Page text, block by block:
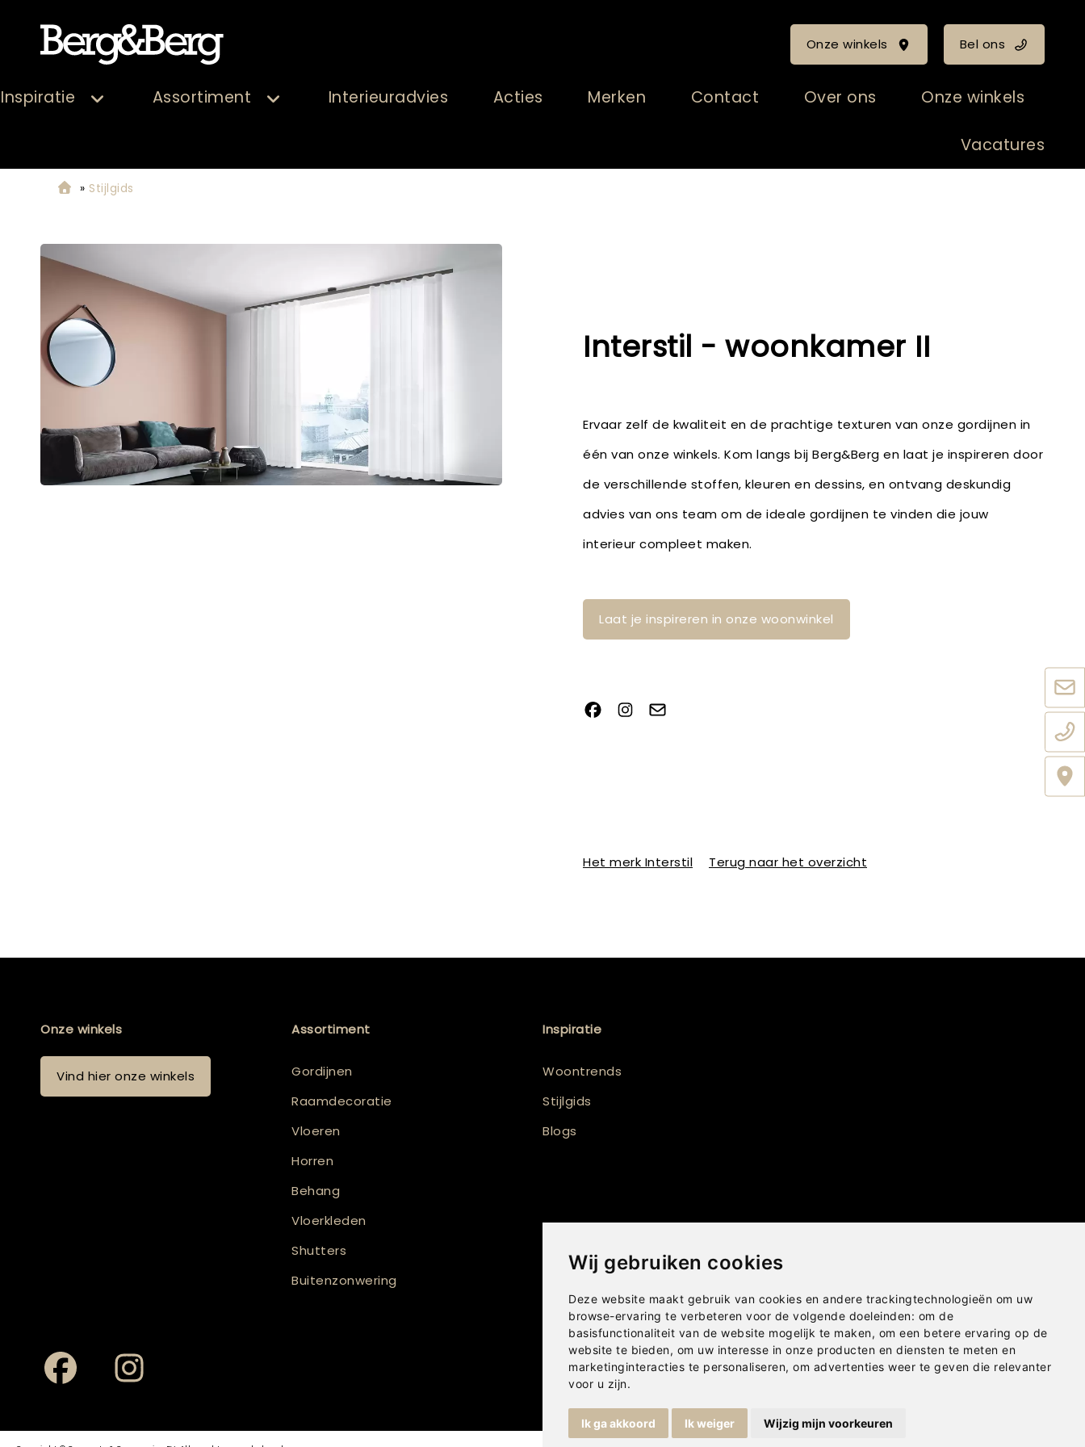
Wij gebruiken cookies
Deze website maakt gebruik van cookies en andere trackingtechnologieën om uw
browse-ervaring te verbeteren voor de volgende doeleinden: om de
basisfunctionaliteit van de website mogelijk te maken, om een betere ervaring op de
website te bieden, om uw interesse in onze producten en diensten te meten en
marketinginteracties te personaliseren, om advertenties weer te geven die relevanter
voor u zijn.
Ik ga akkoord Ik weiger Wijzig mijn voorkeuren
Onze winkels Bel ons
Inspiratie Assortiment Interieuradvies Acties Merken Contact Over ons Onze winkels
Vacatures
» Stijlgids
Interstil - woonkamer II
Ervaar zelf de kwaliteit en de prachtige texturen van onze gordijnen in
één van onze winkels. Kom langs bij Berg&Berg en laat je inspireren door
de verschillende stoffen, kleuren en dessins, en ontvang deskundig
advies van ons team om de ideale gordijnen te vinden die jouw
interieur compleet maken.
Laat je inspireren in onze woonwinkel
Het merk Interstil Terug naar het overzicht
Onze winkels
Vind hier onze winkels
Assortiment
Gordijnen
Raamdecoratie
Vloeren
Horren
Behang
Vloerkleden
Shutters
Buitenzonwering
Inspiratie
Woontrends
Stijlgids
Blogs